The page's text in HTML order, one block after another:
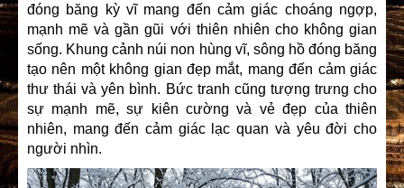
đóng băng kỳ vĩ mang đến cảm giác choáng ngợp,
mạnh mẽ và gần gũi với thiên nhiên cho không gian
sống. Khung cảnh núi non hùng vĩ, sông hồ đóng băng
tạo nên một không gian đẹp mắt, mang đến cảm giác
thư thái và yên bình. Bức tranh cũng tượng trưng cho
sự mạnh mẽ, sự kiên cường và vẻ đẹp của thiên
nhiên, mang đến cảm giác lạc quan và yêu đời cho
người nhìn.